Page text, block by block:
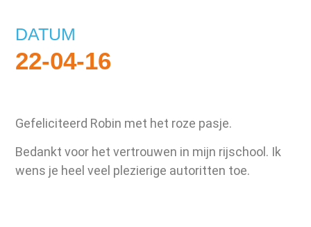
DATUM
22-04-16
Gefeliciteerd Robin met het roze pasje.
Bedankt voor het vertrouwen in mijn rijschool. Ik
wens je heel veel plezierige autoritten toe.